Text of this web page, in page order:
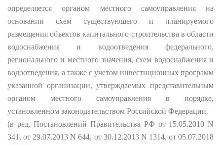
определяется органом местного самоуправления на
основании схем существующего и планируемого
размещения объектов капитального строительства в области
водоснабжения и водоотведения федерального,
регионального и местного значения, схем водоснабжения и
водоотведения, а также с учетом инвестиционных программ
указанной организации, утверждаемых представительным
органом местного самоуправления в порядке,
установленном законодательством Российской Федерации.
(в ред. Постановлений Правительства РФ от 15.05.2010 N
341, от 29.07.2013 N 644, от 30.12.2013 N 1314, от 05.07.2018